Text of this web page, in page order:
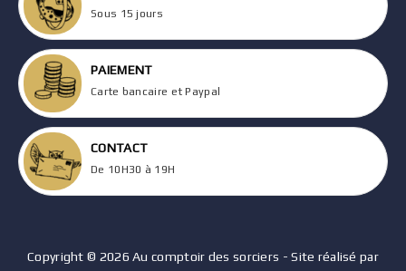
Sous 15 jours
PAIEMENT
Carte bancaire et Paypal
CONTACT
De 10H30 à 19H
Copyright © 2026 Au comptoir des sorciers - Site réalisé par